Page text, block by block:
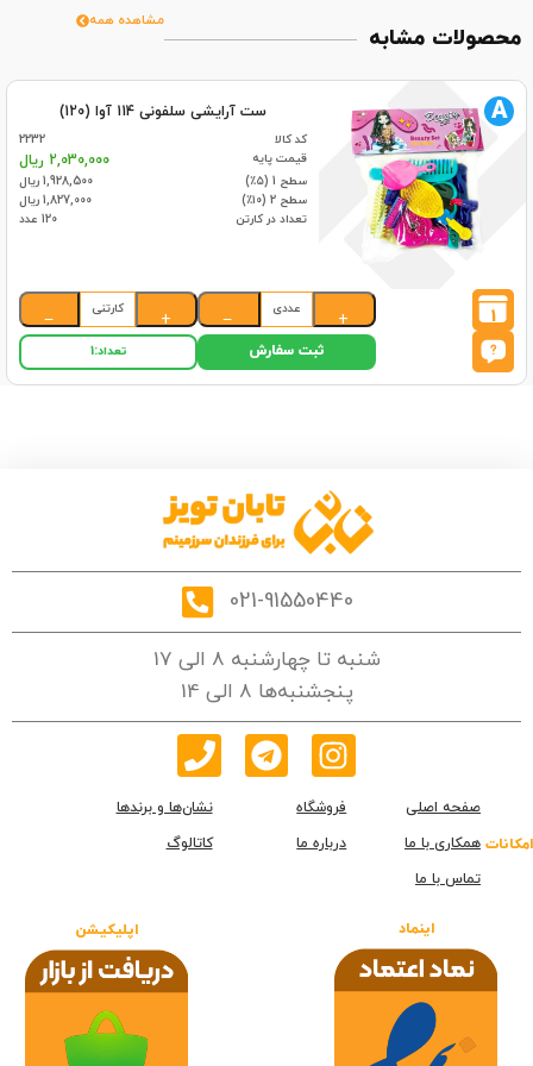
محصولات مشابه
مشاهده همه
ست آرایشی سلفونی 114 آوا (120)
کد کالا
2232
قیمت پایه
2,030,000 ریال
سطح 1 (۵٪)
1,928,500 ریال
سطح 2 (۱۰٪)
1,827,000 ریال
تعداد در کارتن
120 عدد
1
A
+
عددی
−
+
کارتنی
−
ثبت سفارش تعداد:1
021-91550440
شنبه تا چهارشنبه 8 الی 17
پنجشنبه‌ها 8 الی 14
امکانات
صفحه اصلی فروشگاه
نشان‌ها و برندها
همکاری با ما
درباره ما
کاتالوگ
تماس با ما
اینماد اپلیکیشن